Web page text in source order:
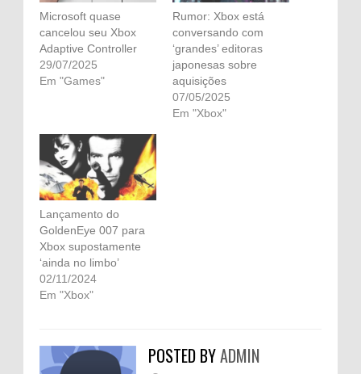
Microsoft quase
cancelou seu Xbox
Adaptive Controller
29/07/2025
Em "Games"
Rumor: Xbox está
conversando com
‘grandes’ editoras
japonesas sobre
aquisições
07/05/2025
Em "Xbox"
Lançamento do
GoldenEye 007 para
Xbox supostamente
‘ainda no limbo’
02/11/2024
Em "Xbox"
POSTED BYADMIN